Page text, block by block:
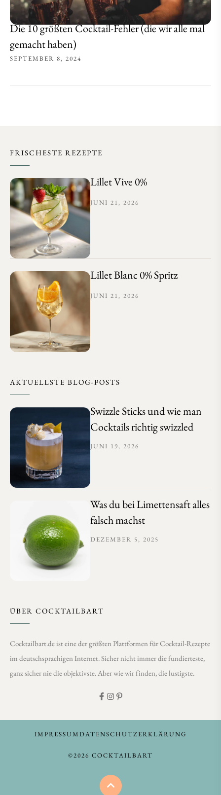
Die 10 größten Cocktail-Fehler (die wir alle mal
gemacht haben)
SEPTEMBER 8, 2024
FRISCHESTE REZEPTE
Lillet Vive 0%
JUNI 21, 2026
Lillet Blanc 0% Spritz
JUNI 21, 2026
AKTUELLSTE BLOG-POSTS
Swizzle Sticks und wie man
Cocktails richtig swizzled
JUNI 19, 2026
Was du bei Limettensaft alles
falsch machst
DEZEMBER 5, 2025
ÜBER COCKTAILBART
Cocktailbart.de ist eine der größten Plattformen für Cocktail-Rezepte
im deutschsprachigen Internet. Sicher nicht immer die fundierteste,
ganz sicher nie die objektivste. Aber wie wir finden, die lustigste.
IMPRESSUMDATENSCHUTZERKLÄRUNG
©2026 COCKTAILBART